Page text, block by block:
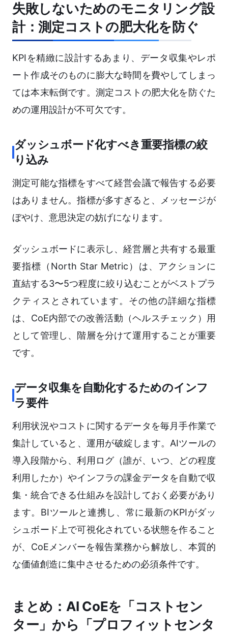
失敗しないためのモニタリング設
計：測定コストの肥大化を防ぐ
KPIを精緻に設計するあまり、データ収集やレポ
ート作成そのものに膨大な時間を費やしてしまっ
ては本末転倒です。測定コストの肥大化を防ぐた
めの運用設計が不可欠です。
ダッシュボード化すべき重要指標の絞
り込み
測定可能な指標をすべて経営会議で報告する必要
はありません。指標が多すぎると、メッセージが
ぼやけ、意思決定の妨げになります。
ダッシュボードに表示し、経営層と共有する最重
要指標（North Star Metric）は、アクションに
直結する3〜5つ程度に絞り込むことがベストプラ
クティスとされています。その他の詳細な指標
は、CoE内部での改善活動（ヘルスチェック）用
として管理し、階層を分けて運用することが重要
です。
データ収集を自動化するためのインフ
ラ要件
利用状況やコストに関するデータを毎月手作業で
集計していると、運用が破綻します。AIツールの
導入段階から、利用ログ（誰が、いつ、どの程度
利用したか）やインフラの課金データを自動で収
集・統合できる仕組みを設計しておく必要があり
ます。BIツールと連携し、常に最新のKPIがダッ
シュボード上で可視化されている状態を作ること
が、CoEメンバーを報告業務から解放し、本質的
な価値創造に集中させるための必須条件です。
まとめ：AI CoEを「コストセン
ター」から「プロフィットセンタ